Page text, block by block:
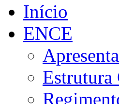
Início
ENCE
Estrutura